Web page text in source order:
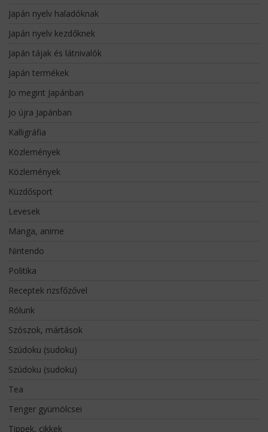
Japán nyelv haladóknak
Japán nyelv kezdőknek
Japán tájak és látnivalók
Japán termékek
Jo megint Japánban
Jo újra Japánban
Kalligráfia
Közlemények
Közlemények
Küzdősport
Levesek
Manga, anime
Nintendo
Politika
Receptek rizsfőzővel
Rólunk
Szószok, mártások
Szúdoku (sudoku)
Szúdoku (sudoku)
Tea
Tenger gyümölcsei
Tippek, cikkek